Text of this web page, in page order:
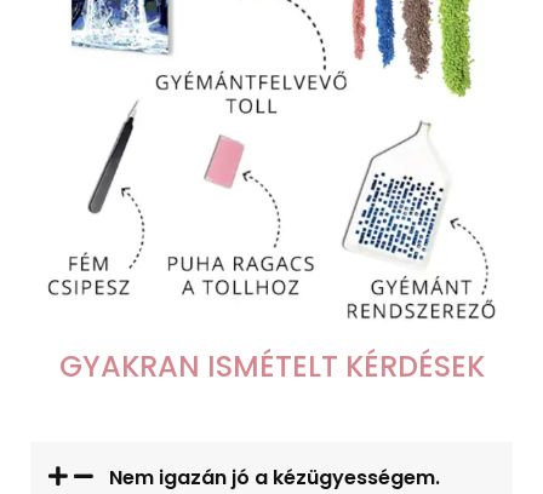
GYAKRAN ISMÉTELT KÉRDÉSEK
Nem igazán jó a kézügyességem.